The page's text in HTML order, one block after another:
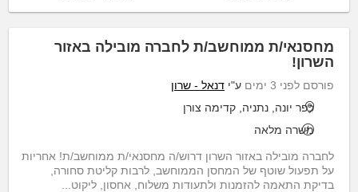
מחסנאי/ת ממוחשב/ת לחברה מובילה באזור
השרון!
פורסם לפני 3 ימים ע"י דנאל - שרון
כפר יונה, נתניה, קדימה צורן
משרה מלאה
לחברה מובילה באזור השרון דרוש/ה מחסנאי/ת ממוחשב/ת! אחריות
על תפעול שוטף של המחסן הממוחשב, לרבות קליטת סחורה,
בדיקת התאמה להזמנות ולתעודות משלוח, אחסון, ליקוט...